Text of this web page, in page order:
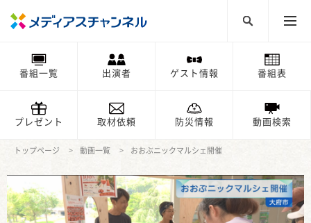
番組一覧 出演者 ゲスト情報 番組表
プレゼント 取材依頼 防災情報 動画検索
トップページ 動画一覧 おおぶニックマルシェ開催